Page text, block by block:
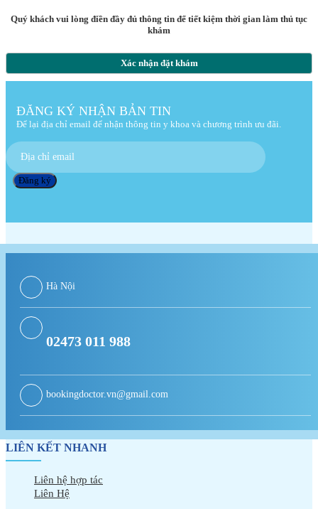
Quý khách vui lòng điền đầy đủ thông tin để tiết kiệm thời gian làm thủ tục
khám
Xác nhận đặt khám
ĐĂNG KÝ NHẬN BẢN TIN
Để lại địa chỉ email để nhận thông tin y khoa và chương trình ưu đãi.
Hà Nội
02473 011 988
bookingdoctor.vn@gmail.com
LIÊN KẾT NHANH
Liên hệ hợp tác
Liên Hệ